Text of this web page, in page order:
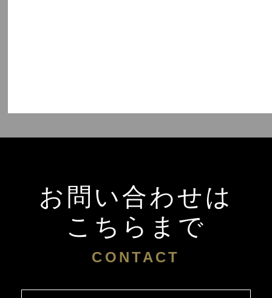
お問い合わせは
こちらまで
CONTACT